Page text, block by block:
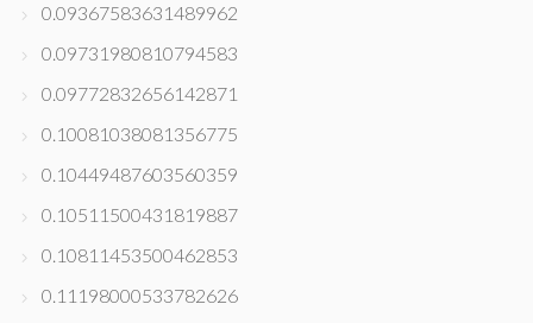
0.09367583631489962
0.09731980810794583
0.09772832656142871
0.10081038081356775
0.10449487603560359
0.10511500431819887
0.10811453500462853
0.11198000533782626